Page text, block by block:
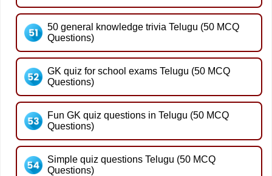
50 general knowledge trivia Telugu (50 MCQ
Questions)
GK quiz for school exams Telugu (50 MCQ
Questions)
Fun GK quiz questions in Telugu (50 MCQ
Questions)
Simple quiz questions Telugu (50 MCQ
Questions)